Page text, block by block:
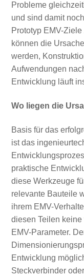
Probleme
und sind damit
Prototyp EMV-
können die
werden,
Aufwendungen
Entwicklung läuft
Wo liegen die
Basis für das
ist das
praktische
diese Werkzeuge
relevante Bauteile
ihrem EMV-
diesen Teilen
EMV-Parameter.
Entwicklung
Steckverbinder